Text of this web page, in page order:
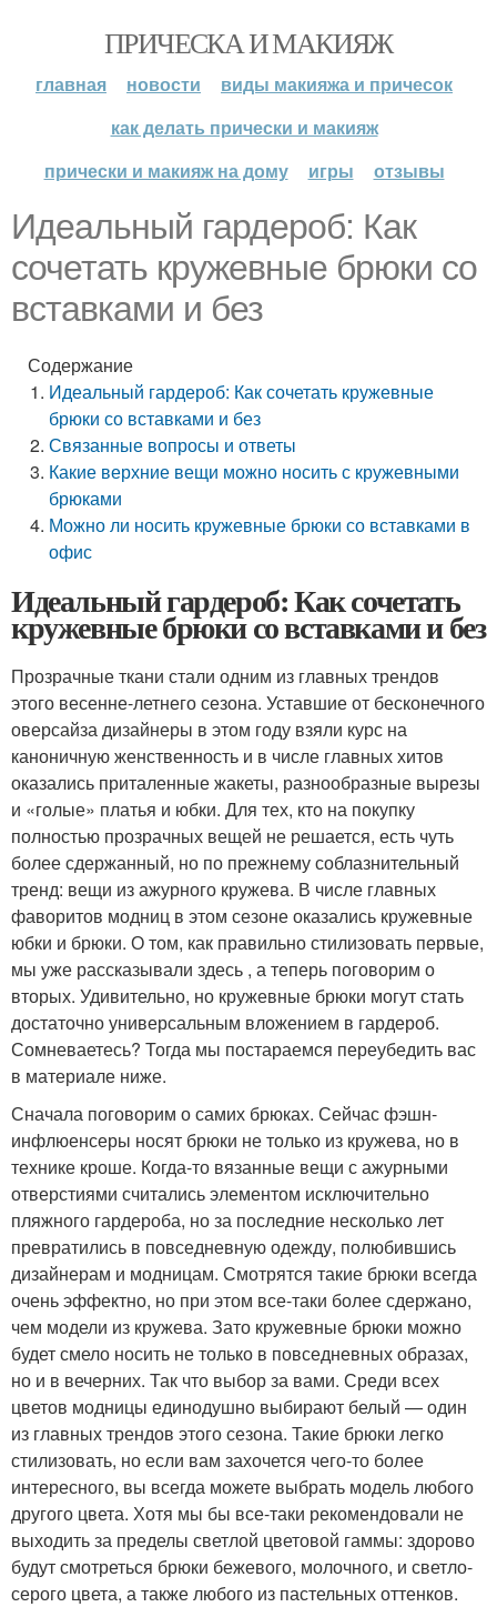
ПРИЧЕСКА И МАКИЯЖ
главная новости
виды макияжа и причесок
как делать прически и макияж
прически и макияж на дому
игры отзывы
Идеальный гардероб: Как
сочетать кружевные брюки со
вставками и без
Содержание
Идеальный гардероб: Как сочетать кружевные
брюки со вставками и без
Связанные вопросы и ответы
Какие верхние вещи можно носить с кружевными
брюками
Можно ли носить кружевные брюки со вставками в
офис
Идеальный гардероб: Как сочетать
кружевные брюки со вставками и без
Прозрачные ткани стали одним из главных трендов
этого весенне-летнего сезона. Уставшие от бесконечного
оверсайза дизайнеры в этом году взяли курс на
каноничную женственность и в числе главных хитов
оказались приталенные жакеты, разнообразные вырезы
и «голые» платья и юбки. Для тех, кто на покупку
полностью прозрачных вещей не решается, есть чуть
более сдержанный, но по прежнему соблазнительный
тренд: вещи из ажурного кружева. В числе главных
фаворитов модниц в этом сезоне оказались кружевные
юбки и брюки. О том, как правильно стилизовать первые,
мы уже рассказывали здесь , а теперь поговорим о
вторых. Удивительно, но кружевные брюки могут стать
достаточно универсальным вложением в гардероб.
Сомневаетесь? Тогда мы постараемся переубедить вас
в материале ниже.
Сначала поговорим о самих брюках. Сейчас фэшн-
инфлюенсеры носят брюки не только из кружева, но в
технике кроше. Когда-то вязанные вещи с ажурными
отверстиями считались элементом исключительно
пляжного гардероба, но за последние несколько лет
превратились в повседневную одежду, полюбившись
дизайнерам и модницам. Смотрятся такие брюки всегда
очень эффектно, но при этом все-таки более сдержано,
чем модели из кружева. Зато кружевные брюки можно
будет смело носить не только в повседневных образах,
но и в вечерних. Так что выбор за вами. Среди всех
цветов модницы единодушно выбирают белый — один
из главных трендов этого сезона. Такие брюки легко
стилизовать, но если вам захочется чего-то более
интересного, вы всегда можете выбрать модель любого
другого цвета. Хотя мы бы все-таки рекомендовали не
выходить за пределы светлой цветовой гаммы: здорово
будут смотреться брюки бежевого, молочного, и светло-
серого цвета, а также любого из пастельных оттенков.